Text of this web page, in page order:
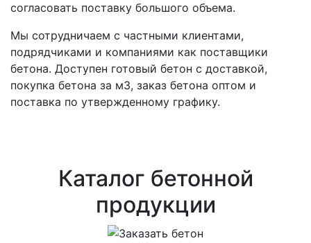
согласовать поставку большого объема.
Мы сотрудничаем с частными клиентами,
подрядчиками и компаниями как поставщики
бетона. Доступен готовый бетон с доставкой,
покупка бетона за м3, заказ бетона оптом и
поставка по утвержденному графику.
Каталог бетонной
продукции